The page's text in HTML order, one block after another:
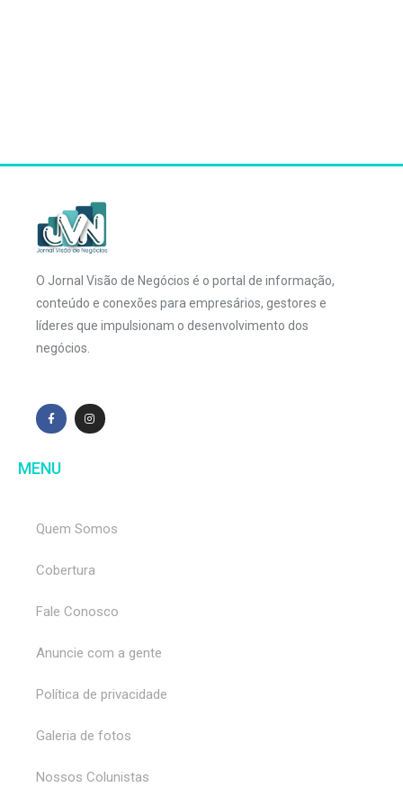
O Jornal Visão de Negócios é o portal de informação,
conteúdo e conexões para empresários, gestores e
líderes que impulsionam o desenvolvimento dos
negócios.
MENU
Quem Somos
Cobertura
Fale Conosco
Anuncie com a gente
Política de privacidade
Galeria de fotos
Nossos Colunistas